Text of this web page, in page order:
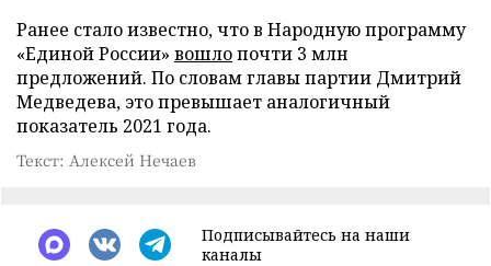
Ранее стало известно, что в Народную программу
«Единой России» вошлопочти 3 млн
предложений. По словам главы партии Дмитрий
Медведева, это превышает аналогичный
показатель 2021 года.
Текст: Алексей Нечаев
Подписывайтесь на наши
каналы